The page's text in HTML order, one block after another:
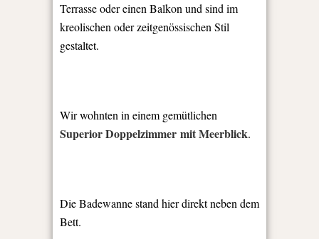
Terrasse oder einen Balkon und sind im
kreolischen oder zeitgenössischen Stil
gestaltet.
Wir wohnten in einem gemütlichen
Superior Doppelzimmer mit Meerblick.
Die Badewanne stand hier direkt neben dem
Bett.